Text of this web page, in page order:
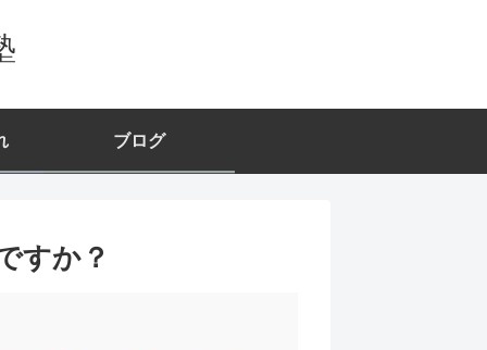
ブログ
すか？